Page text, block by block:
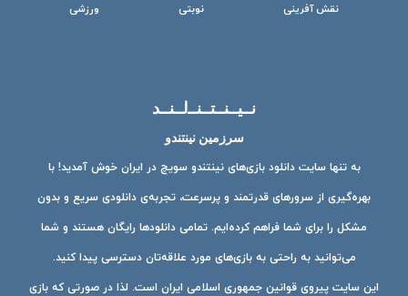
نقش آفرینی نوبتی ورزشی
نــیــنــتــنــ‌لــنــد
سرزمین نینتندو
به تنها سایت دانلود بازی‌های نینتندو سویچ در ایران خوش آمدید! با
بهره‌گیری از سرورهای قدرتمند و پرسرعت، تجربه‌ی دانلودی سریع و بدون
مشکل را برای شما فراهم کرده‌ایم. تمامی دانلودها رایگان هستند و شما
می‌توانید به راحتی به بازی‌های مورد علاقه‌تان دسترسی پیدا کنید.
این سایت پیروی قوانین جمهوری اسلامی ایران است. لذا در صورتی که بازی